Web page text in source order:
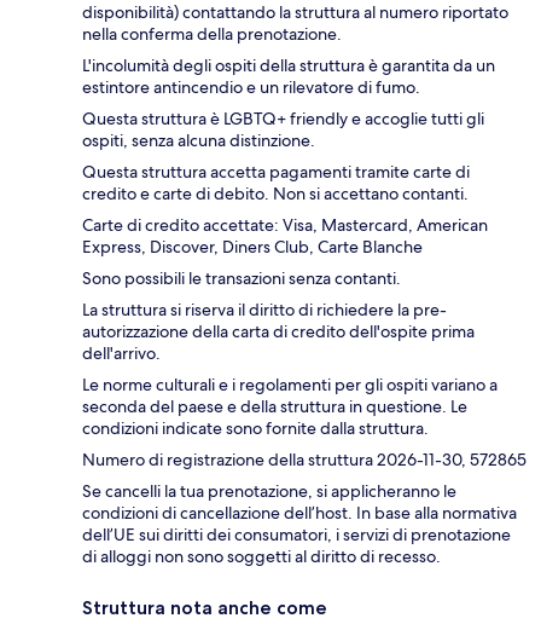
disponibilità) contattando la struttura al numero riportato
nella conferma della prenotazione.
L'incolumità degli ospiti della struttura è garantita da un
estintore antincendio e un rilevatore di fumo.
Questa struttura è LGBTQ+ friendly e accoglie tutti gli
ospiti, senza alcuna distinzione.
Questa struttura accetta pagamenti tramite carte di
credito e carte di debito. Non si accettano contanti.
Carte di credito accettate: Visa, Mastercard, American
Express, Discover, Diners Club, Carte Blanche
Sono possibili le transazioni senza contanti.
La struttura si riserva il diritto di richiedere la pre-
autorizzazione della carta di credito dell'ospite prima
dell'arrivo.
Le norme culturali e i regolamenti per gli ospiti variano a
seconda del paese e della struttura in questione. Le
condizioni indicate sono fornite dalla struttura.
Numero di registrazione della struttura 2026-11-30, 572865
Se cancelli la tua prenotazione, si applicheranno le
condizioni di cancellazione dell’host. In base alla normativa
dell’UE sui diritti dei consumatori, i servizi di prenotazione
di alloggi non sono soggetti al diritto di recesso.
Struttura nota anche come